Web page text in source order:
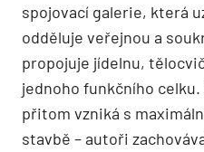
spojovací galerie, která
odděluje veřejnou a
propojuje jídelnu,
jednoho funkčního
přitom vzniká s
stavbě – autoři